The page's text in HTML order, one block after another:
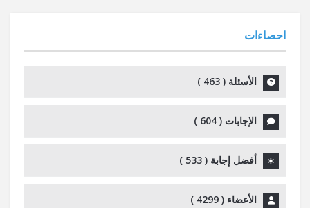
احصاءات
الأسئلة ( 463
)
الإجابات ( 604
)
أفضل إجابة ( 533
)
الأعضاء ( 4299
)